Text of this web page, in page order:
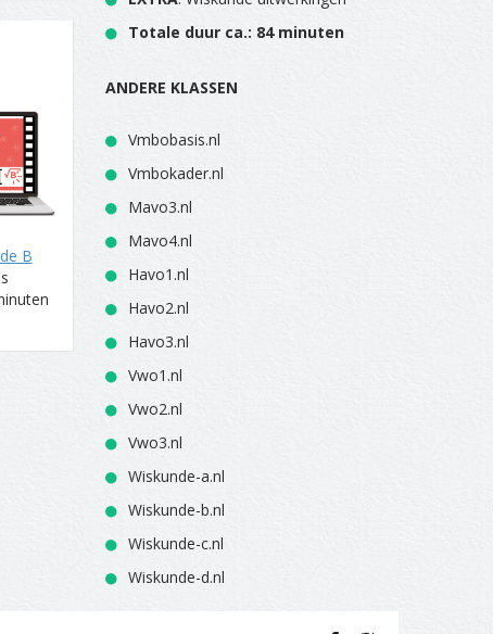
B
Totale duur ca.: 84 minuten
ANDERE KLASSEN
Vmbobasis.nl
Vmbokader.nl
Mavo3.nl
Mavo4.nl
Havo1.nl
Havo2.nl
Havo3.nl
Vwo1.nl
Vwo2.nl
Vwo3.nl
Wiskunde-a.nl
Wiskunde-b.nl
Wiskunde-c.nl
Wiskunde-d.nl